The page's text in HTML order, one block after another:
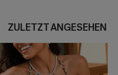
ZULETZT ANGESEHEN